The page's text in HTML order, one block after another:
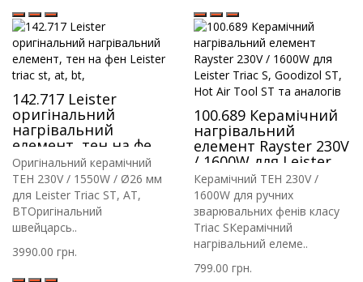
142.717 Leister
оригінальний
нагрівальний
елемент, тен на фен
Leister triac st, at, bt,
Оригінальний керамічний
ТЕН 230V / 1550W / Ø26 мм
для Leister Triac ST, AT,
BTОригінальний
швейцарсь..
3990.00 грн.
100.689 Керамічний
нагрівальний
елемент Rayster 230V
/ 1600W для Leister
Triac S, Goodizol ST,
Hot Air Tool ST та
аналогів
Керамічний ТЕН 230V /
1600W для ручних
зварювальних фенів класу
Triac SКерамічний
нагрівальний елеме..
799.00 грн.